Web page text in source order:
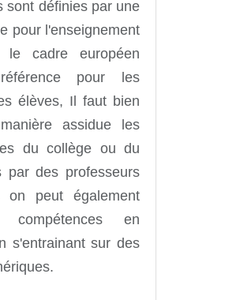
sont définies par une
pour l'enseignement
cadre européen
pour les
élèves, Il faut bien
assidue les
du collège ou du
par des professeurs
on peut également
compétences en
s'entrainant sur des